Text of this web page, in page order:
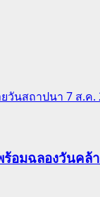
วันสถาปนา 7 ส.ค.
ร้อมฉลองวันค